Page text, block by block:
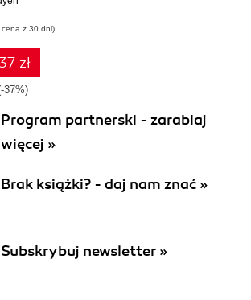
pracy
cena z 30 dni)
zł
37%)
Program partnerski - zarabiaj
więcej »
Brak książki? - daj nam znać »
Subskrybuj newsletter »